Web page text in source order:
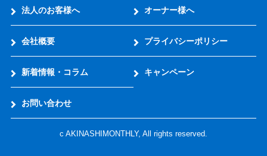
法人のお客様へ オーナー様へ
会社概要 プライバシーポリシー
新着情報・コラム キャンペーン
お問い合わせ
c AKINASHIMONTHLY, All rights reserved.